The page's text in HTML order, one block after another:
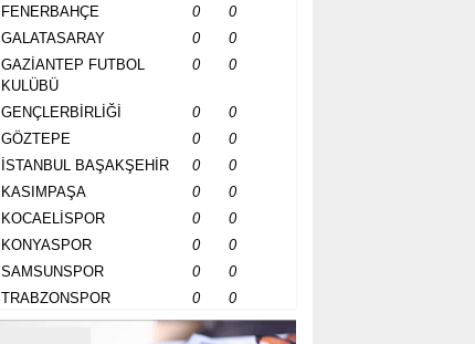
FENERBAHÇE 0
0
GALATASARAY 0
0
GAZİANTEP FUTBOL
KULÜBÜ
0 0
GENÇLERBİRLİĞİ 0
0
GÖZTEPE 0
0
İSTANBUL BAŞAKŞEHİR 0
0
KASIMPAŞA 0
0
KOCAELİSPOR 0
0
KONYASPOR 0
0
SAMSUNSPOR 0
0
TRABZONSPOR 0 0